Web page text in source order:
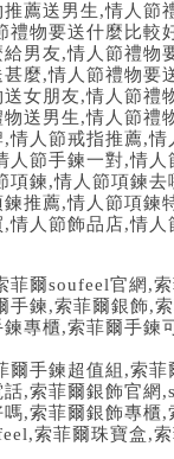
推薦送男生,情人節
禮物要送什麼比較
男友,情人節禮物
麼,情人節禮物要
送女朋友,情人節禮
送男生,情人節禮
,情人節戒指推薦,情
人節手鍊一對,情人
項鍊,情人節項鍊去
推薦,情人節項鍊
,情人節飾品店,情人
菲爾soufeel官網 ,
手鍊,索菲爾銀飾,
專櫃,索菲爾手鍊
爾手鍊超值組 ,索菲
話,索菲爾銀飾官網
嗎,索菲爾銀飾專櫃,
索菲爾珠寶盒,